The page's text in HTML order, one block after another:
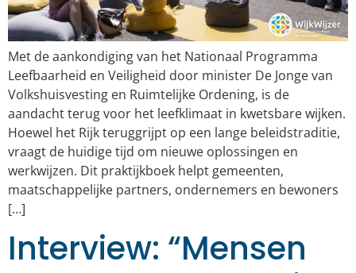
Met de aankondiging van het Nationaal Programma
Leefbaarheid en Veiligheid door minister De Jonge van
Volkshuisvesting en Ruimtelijke Ordening, is de
aandacht terug voor het leefklimaat in kwetsbare wijken.
Hoewel het Rijk teruggrijpt op een lange beleidstraditie,
vraagt de huidige tijd om nieuwe oplossingen en
werkwijzen. Dit praktijkboek helpt gemeenten,
maatschappelijke partners, ondernemers en bewoners
[…]
Interview: “Mensen